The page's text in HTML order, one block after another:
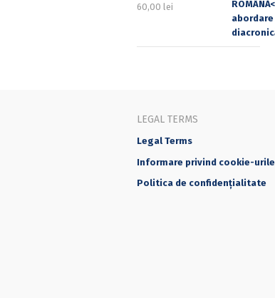
60,00 lei
LEGAL TERMS
Legal Terms
Informare privind cookie-urile
Politica de confidențialitate